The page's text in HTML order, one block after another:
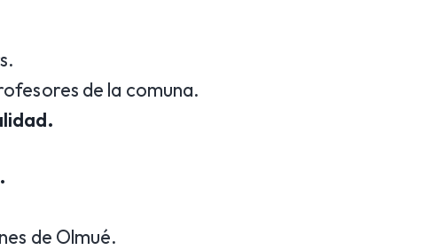
de la comuna.
de Olmué.